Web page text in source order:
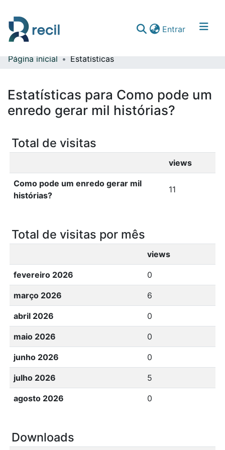
Entrar(current)
Comunidades & Coleções
Página inicial Estatísticas
Estatísticas para Como pode um
enredo gerar mil histórias?
Total de visitas
views
Como pode um enredo gerar mil
histórias?
11
Total de visitas por mês
views
fevereiro 2026 0
março 2026 6
abril 2026 0
maio 2026 0
junho 2026 0
julho 2026 5
agosto 2026 0
Downloads